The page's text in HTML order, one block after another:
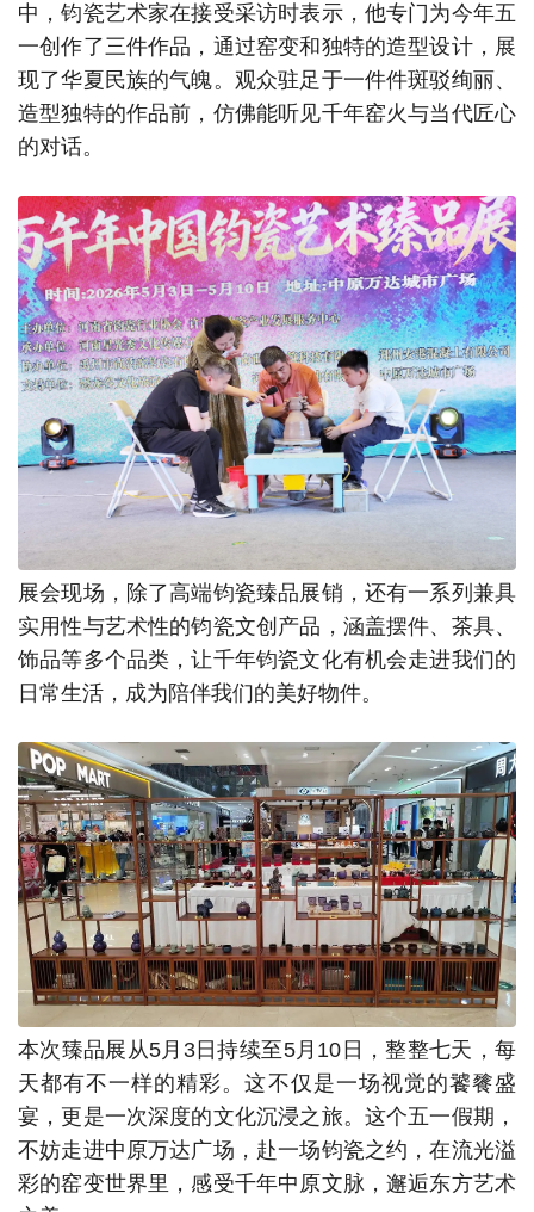
中，钧瓷艺术家在接受采访时表示，他专门为今年五
一创作了三件作品，通过窑变和独特的造型设计，展
现了华夏民族的气魄。观众驻足于一件件斑驳绚丽、
造型独特的作品前，仿佛能听见千年窑火与当代匠心
的对话。
展会现场，除了高端钧瓷臻品展销，还有一系列兼具
实用性与艺术性的钧瓷文创产品，涵盖摆件、茶具、
饰品等多个品类，让千年钧瓷文化有机会走进我们的
日常生活，成为陪伴我们的美好物件。
本次臻品展从5月3日持续至5月10日，整整七天，每
天都有不一样的精彩。这不仅是一场视觉的饕餮盛
宴，更是一次深度的文化沉浸之旅。这个五一假期，
不妨走进中原万达广场，赴一场钧瓷之约，在流光溢
彩的窑变世界里，感受千年中原文脉，邂逅东方艺术